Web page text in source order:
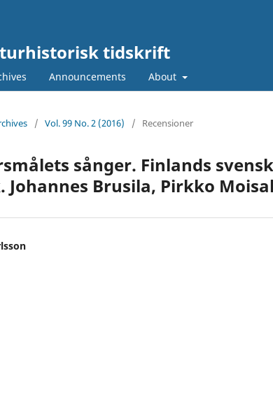
tidskrift
Announcements About
/ Vol. 99 No. 2 (2016) / Recensioner
sånger. Finlands
Johannes Brusila, Pirkko